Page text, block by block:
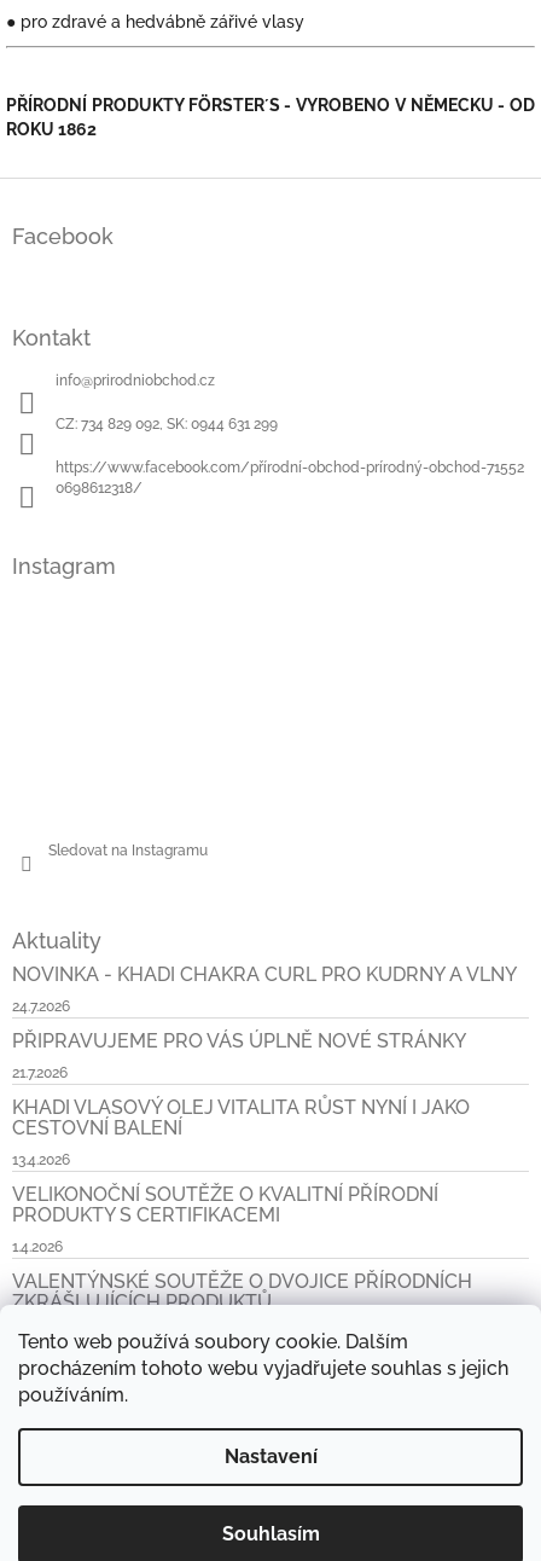
Tento web používá soubory cookie. Dalším
procházením tohoto webu vyjadřujete souhlas s jejich
používáním.
Nastavení
Souhlasím
● pro zdravé a hedvábně zářivé vlasy
PŘÍRODNÍ PRODUKTY FÖRSTER´S - VYROBENO V NĚMECKU - OD
ROKU 1862
Facebook
Kontakt
info@prirodniobchod.cz
CZ: 734 829 092, SK: 0944 631 299
https://www.facebook.com/přírodní-obchod-prírodný-obchod-71552
0698612318/
Instagram
Sledovat na Instagramu
Aktuality
NOVINKA - KHADI CHAKRA CURL PRO KUDRNY A VLNY
24.7.2026
PŘIPRAVUJEME PRO VÁS ÚPLNĚ NOVÉ STRÁNKY
21.7.2026
KHADI VLASOVÝ OLEJ VITALITA RŮST NYNÍ I JAKO
CESTOVNÍ BALENÍ
13.4.2026
VELIKONOČNÍ SOUTĚŽE O KVALITNÍ PŘÍRODNÍ
PRODUKTY S CERTIFIKACEMI
1.4.2026
VALENTÝNSKÉ SOUTĚŽE O DVOJICE PŘÍRODNÍCH
ZKRÁŠLUJÍCÍCH PRODUKTŮ
6.2.2026
Archiv
www.khadi.cz, www.khadi.sk Prodejní místa